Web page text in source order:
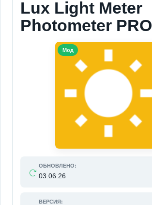
Lux Light Meter
Photometer PRO
ОБНОВЛЕНО:
03.06.26
ВЕРСИЯ:
Мод